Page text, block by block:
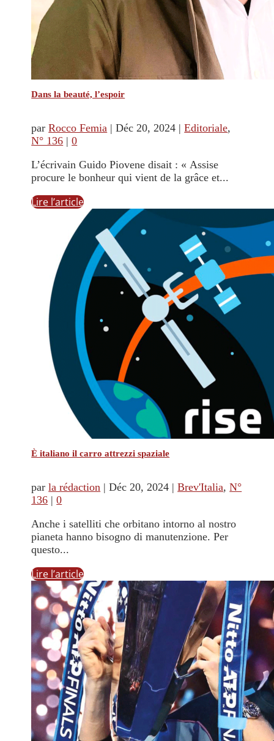
Dans la beauté, l’espoir
parRocco Femia |Déc 20, 2024 |Editoriale,
N° 136 |0
L’écrivain Guido Piovene disait : « Assise
procure le bonheur qui vient de la grâce et...
Lire l’article
È italiano il carro attrezzi spaziale
parla rédaction |Déc 20, 2024 |Brev'Italia,N°
136 |0
Anche i satelliti che orbitano intorno al nostro
pianeta hanno bisogno di manutenzione. Per
questo...
Lire l’article